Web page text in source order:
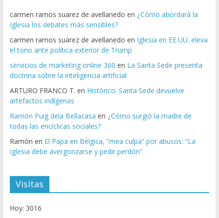
carmen ramos suarez de avellanedo en ¿Cómo abordará la
Iglesia los debates más sensibles?
carmen ramos suarez de avellanedo en Iglesia en EE.UU. eleva
el tono ante política exterior de Trump
servicios de marketing online 360 en La Santa Sede presenta
doctrina sobre la inteligencia artificial
ARTURO FRANCO T. en Histórico: Santa Sede devuelve
artefactos indígenas
Ramón Puig dela Bellacasa en ¿Cómo surgió la madre de
todas las encíclicas sociales?
Ramón en El Papa en Bélgica, “mea culpa” por abusos: “La
Iglesia debe avergonzarse y pedir perdón”
Visitas
Hoy: 3016